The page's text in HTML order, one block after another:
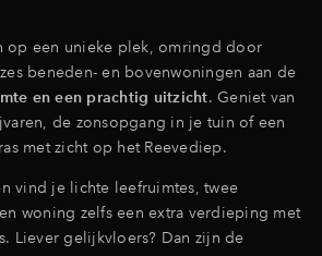
op een unieke plek, omringd door
beneden- en bovenwoningen aan de
en een prachtig uitzicht. Geniet van
de zonsopgang in je tuin of een
met zicht op het Reevediep.
vind je lichte leefruimtes, twee
woning zelfs een extra verdieping met
Liever gelijkvloers? Dan zijn de